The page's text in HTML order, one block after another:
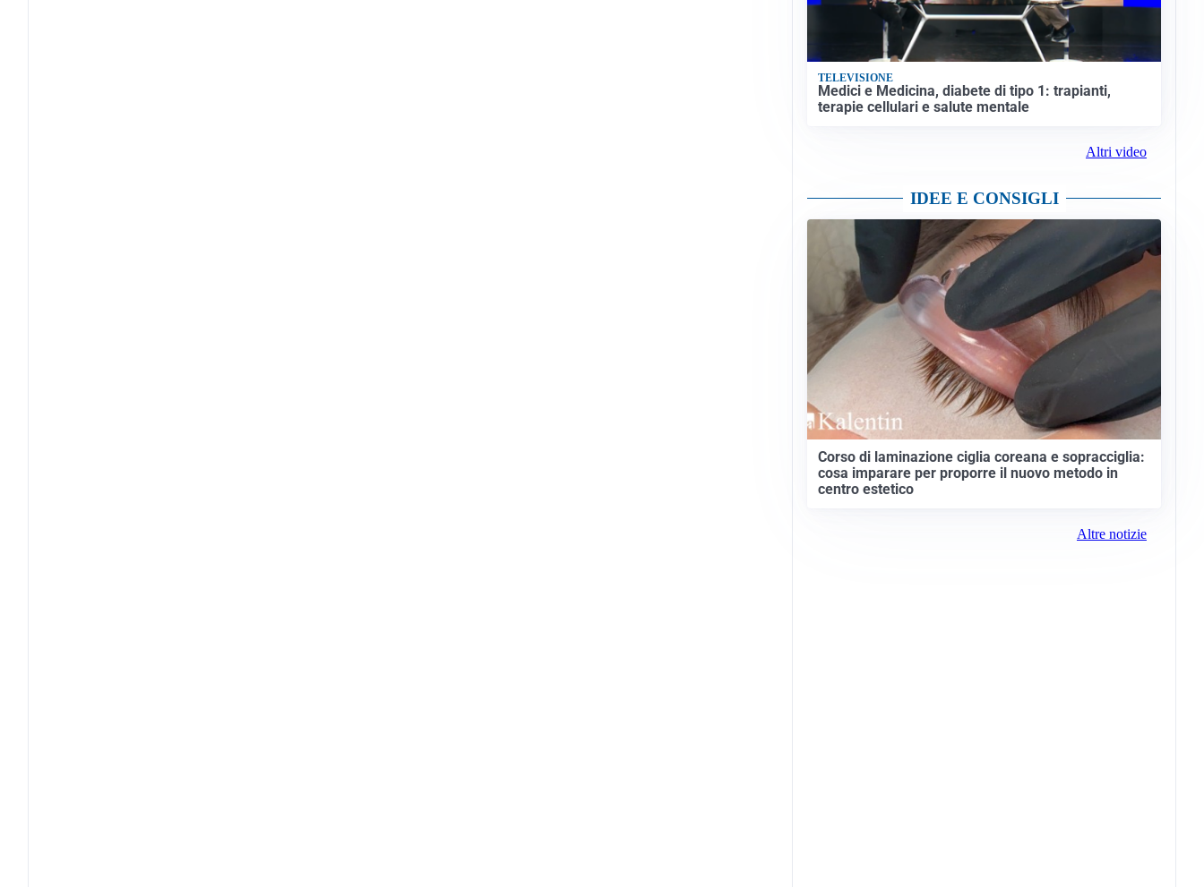
TELEVISIONE
Medici e Medicina, diabete di tipo 1: trapianti,
terapie cellulari e salute mentale
Altri video
IDEE E CONSIGLI
Corso di laminazione ciglia coreana e sopracciglia:
cosa imparare per proporre il nuovo metodo in
centro estetico
Altre notizie